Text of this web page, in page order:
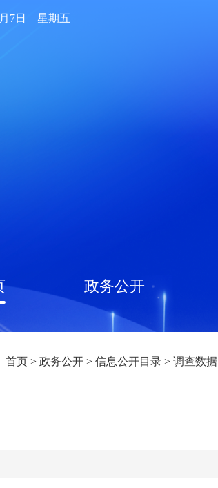
月7日 星期五
政务公开
首页 > 政务公开 > 信息公开目录 > 调查数据